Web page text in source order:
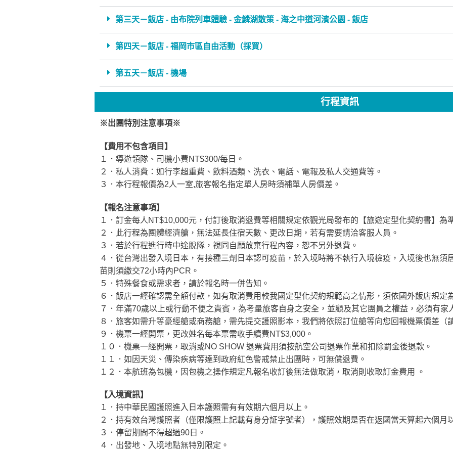
第三天－飯店 - 由布院列車體驗 - 金鱗湖散策 - 海之中道河濱公園 - 飯店
第四天－飯店 - 福岡市區自由活動（採買）
第五天－飯店 - 機場
行程資訊
※出團特別注意事項※
【費用不包含項目】
１．導遊領隊、司機小費NT$300/每日。
２．私人消費：如行李超重費、飲料酒類、洗衣、電話、電報及私人交通費等。
３．本行程報價為2人一室,旅客報名指定單人房時須補單人房價差。
【報名注意事項】
１．訂金每人NT$10,000元，付訂後取消退費等相關規定依觀光局發布的【旅遊定型化契約書】為
２．此行程為團體經濟艙，無法延長住宿天數、更改日期，若有需要請洽客服人員。
３．若於行程進行時中途脫隊，視同自願放棄行程內容，恕不另外退費。
４．從台灣出發入境日本，有接種三劑日本認可疫苗，於入境時將不執行入境檢疫，入境後也無須
苗則須繳交72小時內PCR。
５．特殊餐食或需求者，請於報名時一併告知。
６．飯店一經確認需全額付款，如有取消費用較我國定型化契約規範高之情形，須依國外飯店規定
７．年滿70歲以上或行動不便之貴賓，為考量旅客自身之安全，並顧及其它團員之權益，必須有
８．旅客如需升等豪經艙或商務艙，需先提交護照影本，我們將依照訂位艙等向您回報機票價差（
９．機票一經開票，更改姓名每本票需收手續費NT$3,000。
１０．機票一經開票，取消或NO SHOW 退票費用須按航空公司退票作業和扣除罰金後退款。
１１．如因天災、傳染疾病等達到政府紅色警戒禁止出團時，可無償退費。
１２．本航班為包機，因包機之操作規定凡報名收訂後無法做取消，取消則收取訂金費用 。
【入境資訊】
１．持中華民國護照進入日本護照需有有效期六個月以上。
２．持有效台灣護照者（僅限護照上記載有身分証字號者），護照效期是否在返國當天算起六個月
３．停留期間不得超過90日。
４．出發地、入境地點無特別限定。